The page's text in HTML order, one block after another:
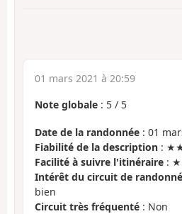
01 mars 2021 à 20:59
Note globale : 5 / 5
Date de la randonnée : 01
Fiabilité de la description :
Facilité à suivre l'itinéraire :
Intérêt du circuit de
bien
Circuit très fréquenté : Non